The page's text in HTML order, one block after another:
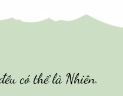
có thể là Nhiên.